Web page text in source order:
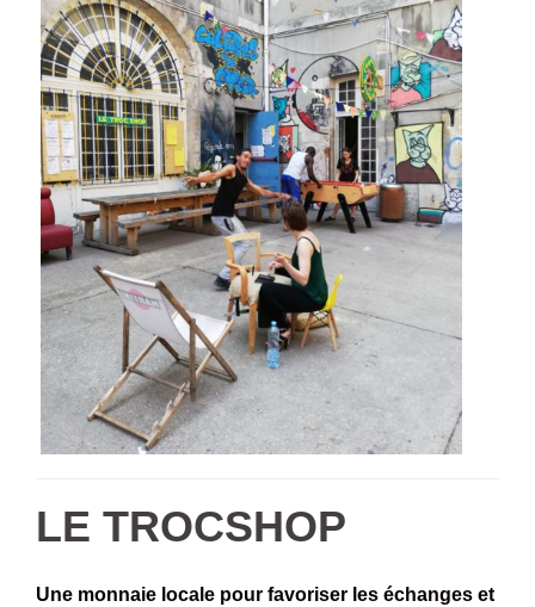
LE TROCSHOP
Une monnaie locale pour favoriser les échanges et